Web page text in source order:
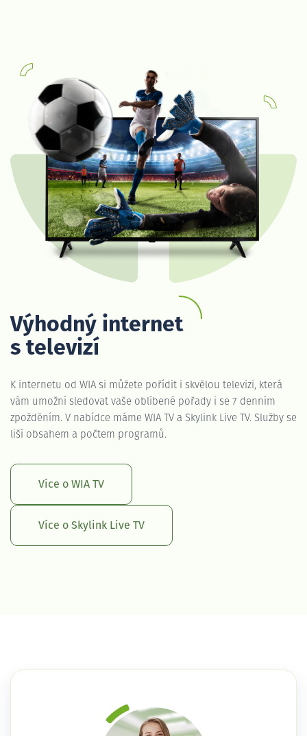
Výhodný internet
s televizí
K internetu od WIA si můžete pořídit i skvělou televizi, která
vám umožní sledovat vaše oblíbené pořady i se 7 denním
zpožděním. V nabídce máme WIA TV a Skylink Live TV. Služby se
liší obsahem a počtem programů.
Více o WIA TV
Více o Skylink Live TV